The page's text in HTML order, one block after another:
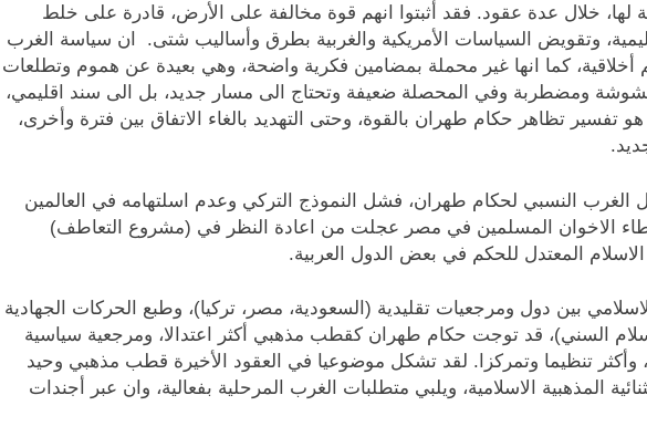
لها، خلال عدة عقود. فقد أثبتوا انهم قوة مخالفة على الأرض، قادرة على خلط
وتقويض السياسات الأمريكية والغربية بطرق وأساليب شتى. ان سياسة الغرب
أخلاقية، كما انها غير محملة بمضامين فكرية واضحة، وهي بعيدة عن هموم وتطلعات
ومضطربة وفي المحصلة ضعيفة وتحتاج الى مسار جديد، بل الى سند اقليمي،
تفسير تظاهر حكام طهران بالقوة، وحتى التهديد بالغاء الاتفاق بين فترة وأخرى،
النسبي لحكام طهران، فشل النموذج التركي وعدم اسلتهامه في العالمين
الاخوان المسلمين في مصر عجلت من اعادة النظر في (مشروع التعاطف)
الاسلام المعتدل للحكم في بعض الدول العربية.
بين دول ومرجعيات تقليدية (السعودية، مصر، تركيا)، وطبع الحركات الجهادية
السني)، قد توجت حكام طهران كقطب مذهبي أكثر اعتدالا، ومرجعية سياسية
وأكثر تنظيما وتمركزا. لقد تشكل موضوعيا في العقود الأخيرة قطب مذهبي وحيد
المذهبية الاسلامية، ويلبي متطلبات الغرب المرحلية بفعالية، وان عبر أجندات